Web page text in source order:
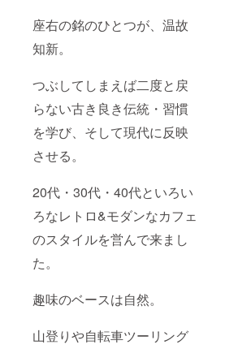
座右の銘のひとつが、温故
知新。
つぶしてしまえば二度と戻
らない古き良き伝統・習慣
を学び、そして現代に反映
させる。
20代・30代・40代といろい
ろなレトロ&モダンなカフェ
のスタイルを営んで来まし
た。
趣味のベースは自然。
山登りや自転車ツーリング